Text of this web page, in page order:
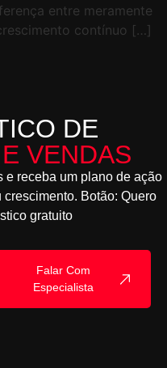
entre meramente
contínuo […]
DE
VENDAS
e receba um plano de ação
Botão: Quero
gratuito
Falar Com
Especialista